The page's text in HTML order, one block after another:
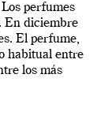
perfumes
En diciembre
El perfume,
habitual entre
los más